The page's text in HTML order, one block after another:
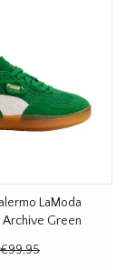
LaModa
Archive Green
€99,95